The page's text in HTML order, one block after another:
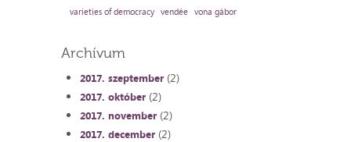
varieties of democracy vendée vona gábor
Archívum
2017. szeptember (2)
2017. október (2)
2017. november (2)
2017. december (2)